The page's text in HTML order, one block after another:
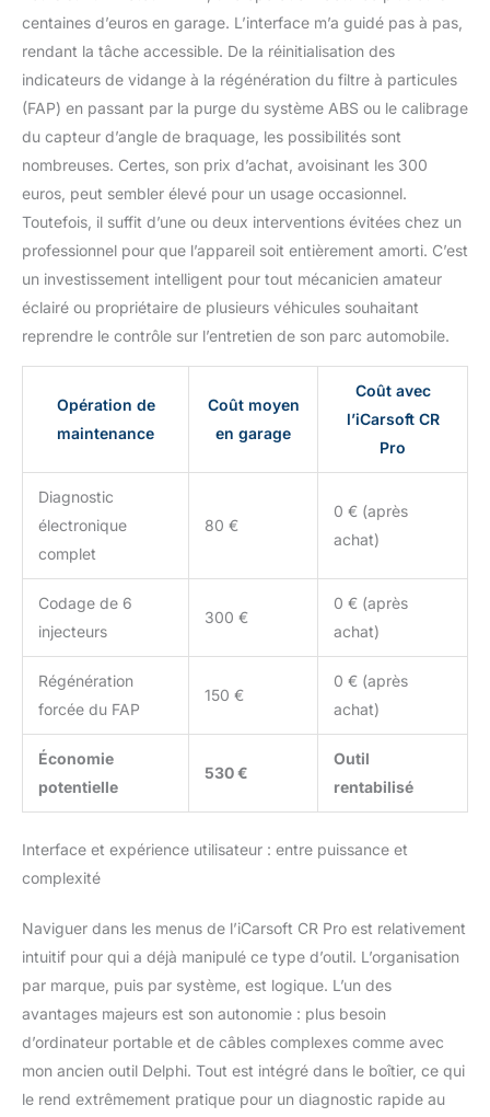
centaines d’euros en garage. L’interface m’a guidé pas à pas,
rendant la tâche accessible. De la réinitialisation des
indicateurs de vidange à la régénération du filtre à particules
(FAP) en passant par la purge du système ABS ou le calibrage
du capteur d’angle de braquage, les possibilités sont
nombreuses. Certes, son prix d’achat, avoisinant les 300
euros, peut sembler élevé pour un usage occasionnel.
Toutefois, il suffit d’une ou deux interventions évitées chez un
professionnel pour que l’appareil soit entièrement amorti. C’est
un investissement intelligent pour tout mécanicien amateur
éclairé ou propriétaire de plusieurs véhicules souhaitant
reprendre le contrôle sur l’entretien de son parc automobile.
Opération de
maintenance
Coût moyen
en garage
Coût avec
l’iCarsoft CR
Pro
Diagnostic
électronique
complet
80 €
0 € (après
achat)
Codage de 6
injecteurs
300 €
0 € (après
achat)
Régénération
forcée du FAP
150 €
0 € (après
achat)
Économie
potentielle
530 €
Outil
rentabilisé
Interface et expérience utilisateur : entre puissance et
complexité
Naviguer dans les menus de l’iCarsoft CR Pro est relativement
intuitif pour qui a déjà manipulé ce type d’outil. L’organisation
par marque, puis par système, est logique. L’un des
avantages majeurs est son autonomie : plus besoin
d’ordinateur portable et de câbles complexes comme avec
mon ancien outil Delphi. Tout est intégré dans le boîtier, ce qui
le rend extrêmement pratique pour un diagnostic rapide au